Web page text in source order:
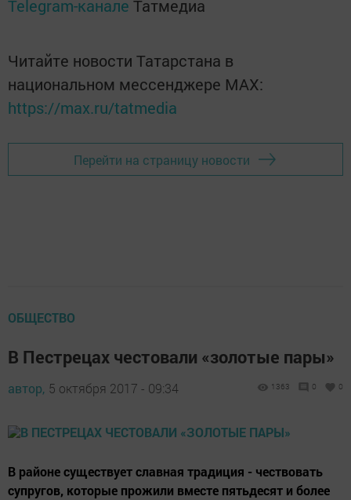
Telegram-канале Татмедиа
Читайте новости Татарстана в
национальном мессенджере MАХ:
https://max.ru/tatmedia
Перейти на страницу новости
ОБЩЕСТВО
В Пестрецах честовали «золотые пары»
автор, 5 октября 2017 - 09:34 1363 0 0
В районе существует славная традиция - чествовать
супругов, которые прожили вместе пятьдесят и более